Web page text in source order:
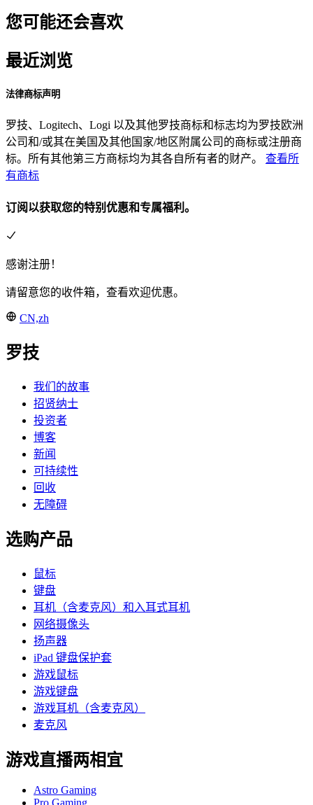
您可能还会喜欢
最近浏览
法律商标声明
罗技、Logitech、Logi 以及其他罗技商标和标志均为罗技欧洲
公司和/或其在美国及其他国家/地区附属公司的商标或注册商
标。所有其他第三方商标均为其各自所有者的财产。 查看所
有商标
订阅以获取您的特别优惠和专属福利。
感谢注册！
请留意您的收件箱，查看欢迎优惠。
CN,zh
罗技
我们的故事
招贤纳士
投资者
博客
新闻
可持续性
回收
无障碍
选购产品
鼠标
键盘
耳机（含麦克风）和入耳式耳机
网络摄像头
扬声器
iPad 键盘保护套
游戏鼠标
游戏键盘
游戏耳机（含麦克风）
麦克风
游戏直播两相宜
Astro Gaming